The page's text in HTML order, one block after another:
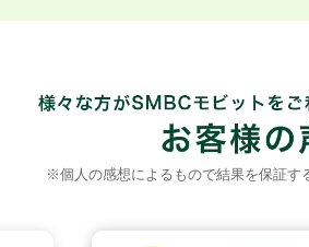
※個人の感想によるもので結果を保証す